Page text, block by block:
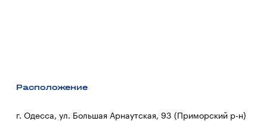
Расположение
г. Одесса, ул. Большая Арнаутская, 93 (Приморский р-н)